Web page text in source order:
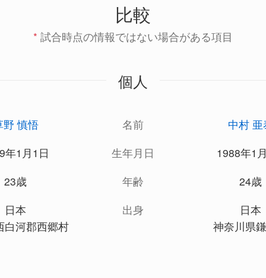
比較
* 試合時点の情報ではない場合がある項目
個人
野 慎悟 名前
中村 亜
年1月1日
生年月日
1988年1
23歳
年齢
24歳
日本
白河郡西郷村
出身
日本
神奈川県